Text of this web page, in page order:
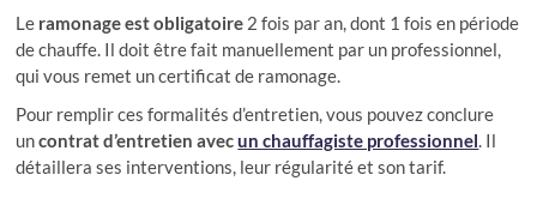
Le ramonage est obligatoire 2 fois par an, dont 1 fois en période
de chauffe. Il doit être fait manuellement par un professionnel,
qui vous remet un certificat de ramonage.
Pour remplir ces formalités d’entretien, vous pouvez conclure
uncontrat d’entretien avecun chauffagiste professionnel. Il
détaillera ses interventions, leur régularité et son tarif.